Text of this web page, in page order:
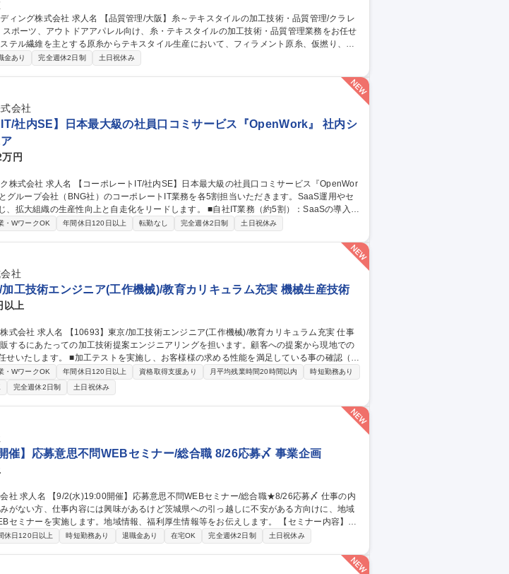
】糸～テキスタイルの加工技術・品質管理/クラレ
協力外注工場と連携し、加工技術対応や品質管理に従事。 ■出張：主に国内 3回前後/月。海
金あり 完全週休2日制 土日祝休み
会社
IT/社内SE】日本最大級の社員口コミサービス『OpenWork』 社内シ
円
級の社員口コミサービス『OpenWor
の生産性向上と自走化をリードします。 ■自社IT業務（約5割）：SaaSの導入・
理、ISMS運用等のセキュリティ強化、社内ヘルプデスク。 ■BNG社IT支援（約5割・週2～3
向ではなく親会社のサポートを受けつつ、自身の裁量でIT環境を設計・自走化へ導く新設
・WワークOK 年間休日120日以上 転勤なし 完全週休2日制 土日祝休み
社
加工技術エンジニア(工作機械)/教育カリキュラム充実 機械生産技術
以上
械)/教育カリキュラム充実 仕事
するにあたっての加工技術提案エンジニアリングを担います。顧客への提案から現地での
客様様の求める性能を満足している事の確認（試
価、資料まとめ）■機械の性能/機能、加工事例等をまとめた提案営業のための資料作成、及
ポート■市場で不具合が発生した場合の、顧客対応/訪問による問題解決■ターンキー加工ラ
加工、評価、工程能力確認、現地立上げ出張）■国内外営業前線への技術トレーニング 募集
工技術エンジニア(工作機械)/教育カリキュラム充実
・WワークOK 年間休日120日以上 資格取得支援あり 月平均残業時間20時間以内
時短勤務あり
完全週休2日制 土日祝休み
催】応募意思不問WEBセミナー/総合職 8/26応募〆 事業企画
26応募〆 仕事の内
がない方、仕事内容には興味があるけど茨城県への引っ越しに不安がある方向けに、地域
ナーを実施します。地域情報、福利厚生情報等をお伝えします。 【セミナー内容】■
報を中心にお伝えし、住宅相場や実際に社員がどの地域に住んでどのような生活をしてい
会社説明やポジション概要等についてもお話します。■WEBセミナーですので、参加時のお
休日120日以上 時短勤務あり 退職金あり 在宅OK 完全週休2日制 土日祝休み